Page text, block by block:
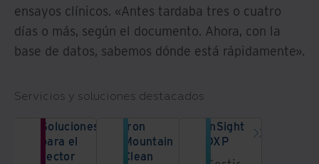
ensayos clínicos. «Antes tardaba tres o cuatro
días o más, según el documento. Ahora, con la
base de datos, sabemos dónde está rápidamente».
Servicios y soluciones destacados
Soluciones
para el
sector
Iron
Mountain
Clean
InSight
DXP